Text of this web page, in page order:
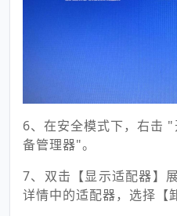
6、在安全模式下，右击
备管理器"。
7、双击【显示适配器】
详情中的适配器，选择【